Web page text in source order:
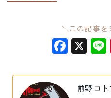
＼この記事を
X
前野 コト